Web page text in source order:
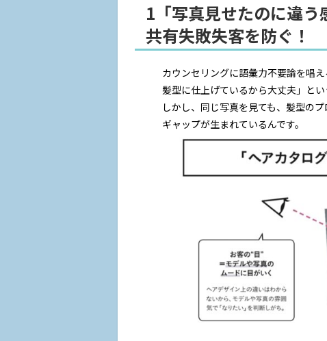
1「写真見せたのに違
共有失敗失客を防ぐ！
カウンセリングに語彙力不要論を唱
髪型に仕上げているから大丈夫」とい
しかし、同じ写真を見ても、髪型の
ギャップが生まれているんです。